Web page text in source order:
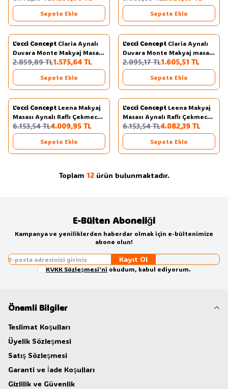
Sepete Ekle Sepete Ekle
Yeni
%45
Favorilere Ekle
L'occi Concept Claria Aynalı
Duvara Monte Makyaj Masası
Kapaklı Beyaz CL2-W
2.859,89TL1.575,64TL
Sepete Ekle
Yeni
%23
Favorilere Ekle
L'occi Concept Claria Aynalı
Duvara Monte Makyaj masası
Kapaklı Sepet-Beyaz CL2-SW
2.095,17TL1.605,51 TL
Sepete Ekle
Yeni
%35
Favorilere Ekle
L'occi Concept Leena Makyaj
Masası Aynalı Raflı Çekmeceli
Sepet-Beyaz LA28-SW
6.153,54TL4.009,95 TL
Sepete Ekle
Yeni
%34
Favorilere Ekle
L'occi Concept Leena Makyaj
Masası Aynalı Raflı Çekmeceli
Sepet-Antrasit LA28-SA
6.153,54TL4.082,39 TL
Sepete Ekle
Toplam 12ürün bulunmaktadır.
E-Bülten Aboneliği
Kampanya ve yeniliklerden haberdar olmak için e-bültenimize
abone olun!
Kayıt Ol
KVKK Sözleşmesi'ni okudum, kabul ediyorum.
Önemli Bilgiler
Teslimat Koşulları
Üyelik Sözleşmesi
Satış Sözleşmesi
Garanti ve İade Koşulları
Gizlilik ve Güvenlik